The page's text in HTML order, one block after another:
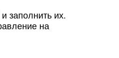
заполнить их.
на